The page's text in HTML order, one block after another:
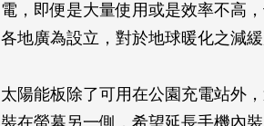
電，即便是大量使用或是效率不高
各地廣為設立，對於地球暖化之減緩
太陽能板除了可用在公園充電站外
裝在螢幕另一側，希望延長手機內